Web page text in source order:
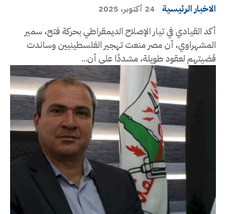
الاخبار الرئيسية 24 أكتوبر، 2025
أكد القيادي في تيار الإصلاح الديمقراطي بحركة فتح، سمير
المشهراوي، أن مصر منعت تهجير الفلسطينيين وساندت
قضيتهم لعقود طويلة، مشددًا على أن...